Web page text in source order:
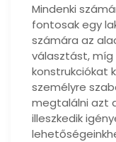
Mindenki
fontosak egy
számára az
választást, míg
konstrukciókat
személyre
megtalálni azt
illeszkedik